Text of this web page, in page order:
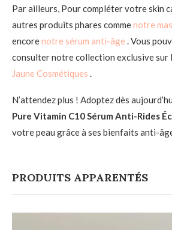
Par ailleurs, Pour compléter votre skin
autres produits phares commenotre
encorenotre sérum anti-âge . Vous
consulter notre collection exclusive sur
Jaune Cosmétiques .
N’attendez plus ! Adoptez dès
Pure Vitamin C10 Sérum Anti-Rides
votre peau grâce à ses bienfaits anti-
PRODUITS APPARENTÉS